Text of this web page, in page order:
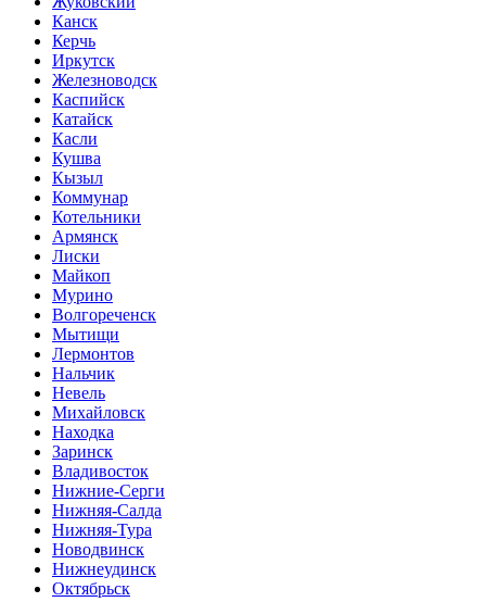
Канск
Керчь
Иркутск
Железноводск
Каспийск
Катайск
Касли
Кушва
Кызыл
Коммунар
Котельники
Армянск
Лиски
Майкоп
Мурино
Волгореченск
Мытищи
Лермонтов
Нальчик
Невель
Михайловск
Находка
Заринск
Владивосток
Нижние-Серги
Нижняя-Салда
Нижняя-Тура
Новодвинск
Нижнеудинск
Октябрьск